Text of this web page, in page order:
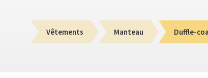
Vêtements Manteau Duffle-